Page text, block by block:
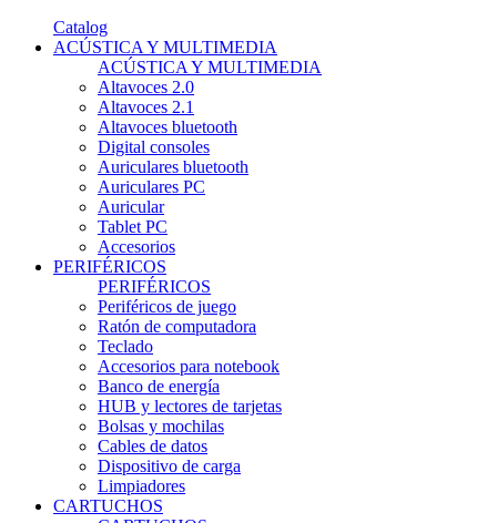
Catalog
ACÚSTICA Y MULTIMEDIA
ACÚSTICA Y MULTIMEDIA
Altavoces 2.0
Altavoces 2.1
Altavoces bluetooth
Digital consoles
Auriculares bluetooth
Auriculares PC
Auricular
Tablet PC
Accesorios
PERIFÉRICOS
PERIFÉRICOS
Periféricos de juego
Ratón de computadora
Teclado
Accesorios para notebook
Banco de energía
HUB y lectores de tarjetas
Bolsas y mochilas
Cables de datos
Dispositivo de carga
Limpiadores
CARTUCHOS